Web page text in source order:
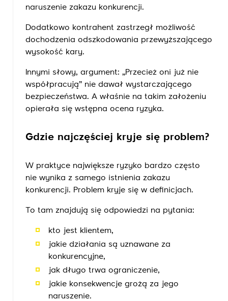
naruszenie zakazu konkurencji.
Dodatkowo kontrahent zastrzegł możliwość
dochodzenia odszkodowania przewyższającego
wysokość kary.
Innymi słowy, argument: „Przecież oni już nie
współpracują” nie dawał wystarczającego
bezpieczeństwa. A właśnie na takim założeniu
opierała się wstępna ocena ryzyka.
Gdzie najczęściej kryje się problem?
W praktyce największe ryzyko bardzo często
nie wynika z samego istnienia zakazu
konkurencji. Problem kryje się w definicjach.
To tam znajdują się odpowiedzi na pytania:
kto jest klientem,
jakie działania są uznawane za
konkurencyjne,
jak długo trwa ograniczenie,
jakie konsekwencje grożą za jego
naruszenie.